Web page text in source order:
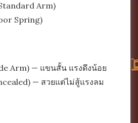
Arm)
Spring)
Arm) — แขนสั้น แรงดึงน้อย
— สวยแต่ไม่สู้แรงลม